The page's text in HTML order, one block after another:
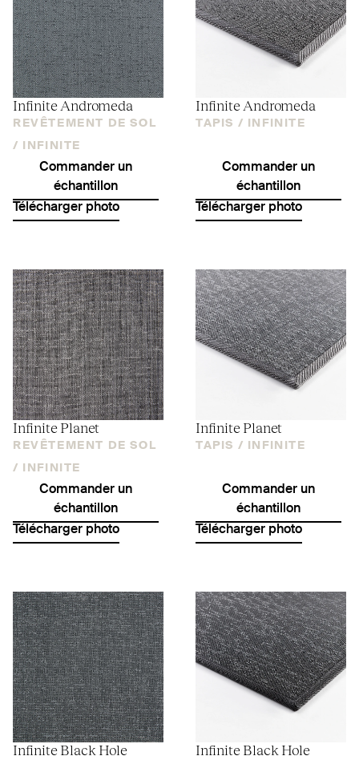
Infinite Andromeda
REVÊTEMENT DE SOL
/
INFINITE
Commander un
échantillon
Télécharger photo
Infinite Andromeda
TAPIS / INFINITE
Commander un
échantillon
Télécharger photo
Infinite Planet
REVÊTEMENT DE SOL
/
INFINITE
Commander un
échantillon
Télécharger photo
Infinite Planet
TAPIS / INFINITE
Commander un
échantillon
Télécharger photo
Infinite Black Hole Infinite Black Hole